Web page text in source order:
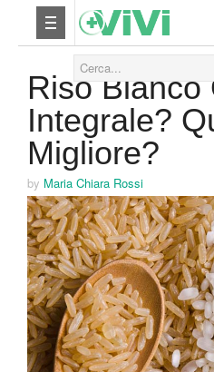
Riso Bianco
Integrale?
Migliore?
by Maria Chiara Rossi